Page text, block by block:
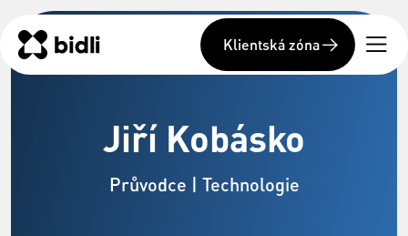
Klientská zóna
Jiří Kobásko
Průvodce | Technologie